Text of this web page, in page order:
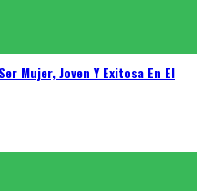
Mujer, Joven Y Exitosa En El